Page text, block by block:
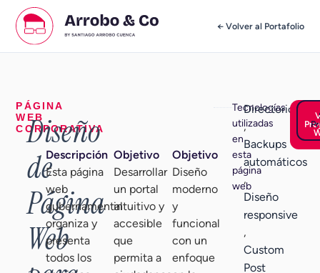
← Volver al Portafolio
PÁGINA
WEB
CORPORATIVA
Diseño
de
Página
Web
Descripción
Esta página
web
gubernamental
organiza y
presenta
todos los
Objetivo
Desarrollar
un portal
intuitivo y
accesible
que
permita a
Objetivo
Diseño
moderno
y
funcional
con un
enfoque
Tecnologías
utilizadas
en
esta
página
web
Directorio
,
Backups
automáticos
,
Diseño
responsive
,
Custom
Post